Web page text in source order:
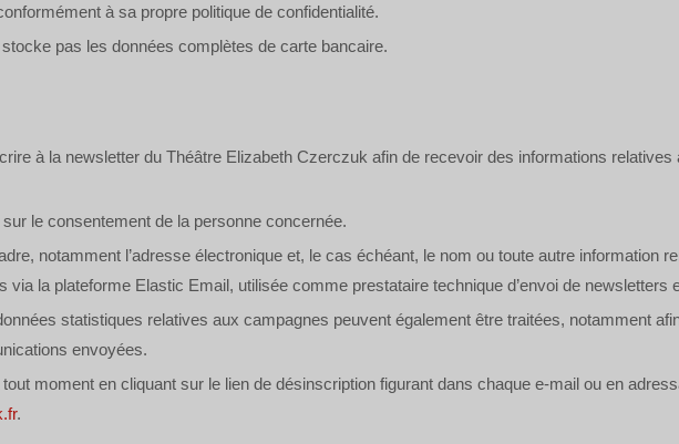
à sa propre politique de confidentialité.
pas les données complètes de carte bancaire.
à la newsletter du Théâtre Elizabeth Czerczuk afin de recevoir des informations
le consentement de la personne concernée.
notamment l’adresse électronique et, le cas échéant, le nom ou toute autre information
via la plateforme Elastic Email, utilisée comme prestataire technique d’envoi de newsletters
statistiques relatives aux campagnes peuvent également être traitées, notamment
envoyées.
moment en cliquant sur le lien de désinscription figurant dans chaque e-mail ou en
.